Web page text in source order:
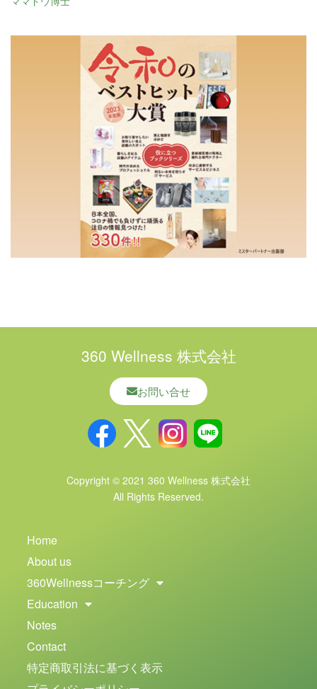
360 Wellness 株式会社
お問い合せ
Copyright © 2021 360 Wellness 株式会社
All Rights Reserved.
Home
About us
360Wellnessコーチング
Education
Notes
Contact
特定商取引法に基づく表示